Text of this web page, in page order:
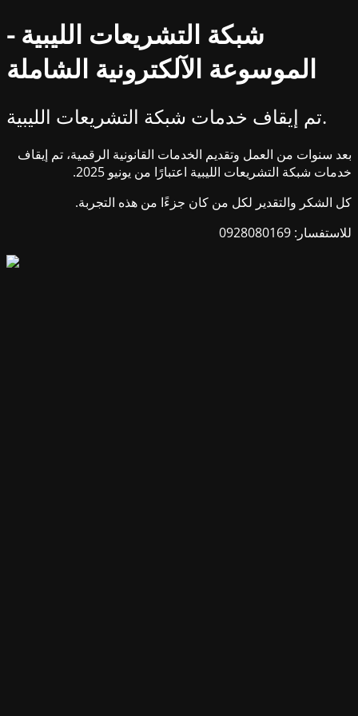
شبكة التشريعات الليبية -
الموسوعة الآلكترونية الشاملة
تم إيقاف خدمات شبكة التشريعات الليبية.
بعد سنوات من العمل وتقديم الخدمات القانونية الرقمية، تم إيقاف
خدمات شبكة التشريعات الليبية اعتبارًا من يونيو 2025.
كل الشكر والتقدير لكل من كان جزءًا من هذه التجربة.
للاستفسار: 0928080169